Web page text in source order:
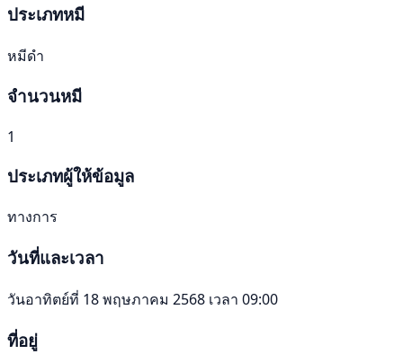
ประเภทหมี
หมีดำ
จำนวนหมี
1
ประเภทผู้ให้ข้อมูล
ทางการ
วันที่และเวลา
วันอาทิตย์ที่ 18 พฤษภาคม 2568 เวลา 09:00
ที่อยู่